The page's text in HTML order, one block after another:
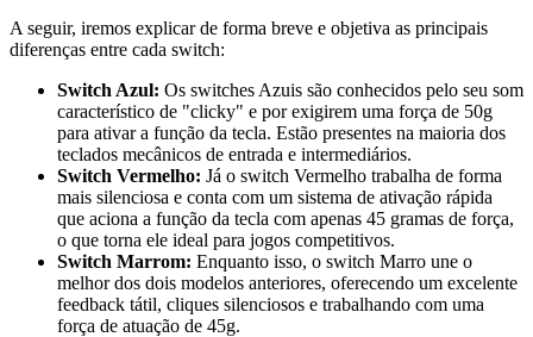
A seguir, iremos explicar de forma breve e objetiva as principais
diferenças entre cada switch:
Switch Azul: Os switches Azuis são conhecidos pelo seu som
característico de "clicky" e por exigirem uma força de 50g
para ativar a função da tecla. Estão presentes na maioria dos
teclados mecânicos de entrada e intermediários.
Switch Vermelho: Já o switch Vermelho trabalha de forma
mais silenciosa e conta com um sistema de ativação rápida
que aciona a função da tecla com apenas 45 gramas de força,
o que torna ele ideal para jogos competitivos.
Switch Marrom: Enquanto isso, o switch Marro une o
melhor dos dois modelos anteriores, oferecendo um excelente
feedback tátil, cliques silenciosos e trabalhando com uma
força de atuação de 45g.